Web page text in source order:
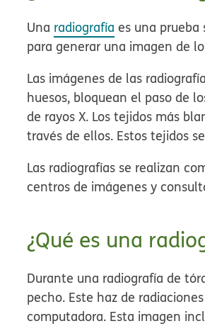
Una radiografía es una prueba
para generar una imagen de
Las imágenes de las
huesos, bloquean el paso de
de rayos X. Los tejidos más
través de ellos. Estos tejidos
Las radiografías se realizan
centros de imágenes y
¿Qué es una
Durante una radiografía de
pecho. Este haz de
computadora. Esta imagen